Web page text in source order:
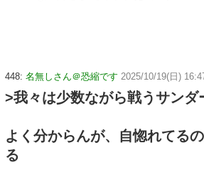
448: 名無しさん＠恐縮です 2025/10/19(日)
>我々は少数ながら戦うサンダ
よく分からんが、自惚れてる
る